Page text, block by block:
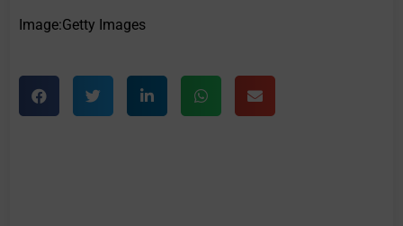
Image:Getty Images